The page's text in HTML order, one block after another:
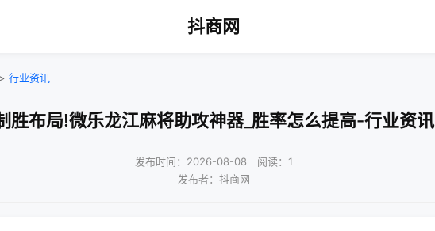
抖商网
> 行业资讯
胜布局!微乐龙江麻将助攻神器_胜率怎么提高-行业资讯
发布时间：2026-08-08｜阅读：1
发布者：抖商网